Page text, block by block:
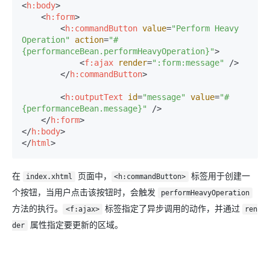
<h:body>
<h:form>
<h:commandButton value="Perform Heavy
Operation"
action="#
{performanceBean.performHeavyOperation}">
<f:ajax render=":form:message"
/>
</h:commandButton>
<h:outputText id="message" value="#
{performanceBean.message}"
/>
</h:form>
</h:body>
</html>
在 index.xhtml 页面中， <h:commandButton>
标签用于创建一
个按钮，当用户点击该按钮时，会触发
performHeavyOperation
方法的执行。 <f:ajax> 标签指定了异步调用的动作，并通过
ren
der
属性指定要更新的区域。